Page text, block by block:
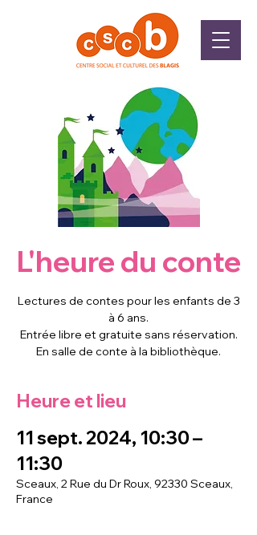
L'heure du conte
Lectures de contes pour les enfants de 3
à 6 ans.
Entrée libre et gratuite sans réservation.
En salle de conte à la bibliothèque.
Heure et lieu
11 sept. 2024, 10:30 –
11:30
Sceaux, 2 Rue du Dr Roux, 92330 Sceaux,
France